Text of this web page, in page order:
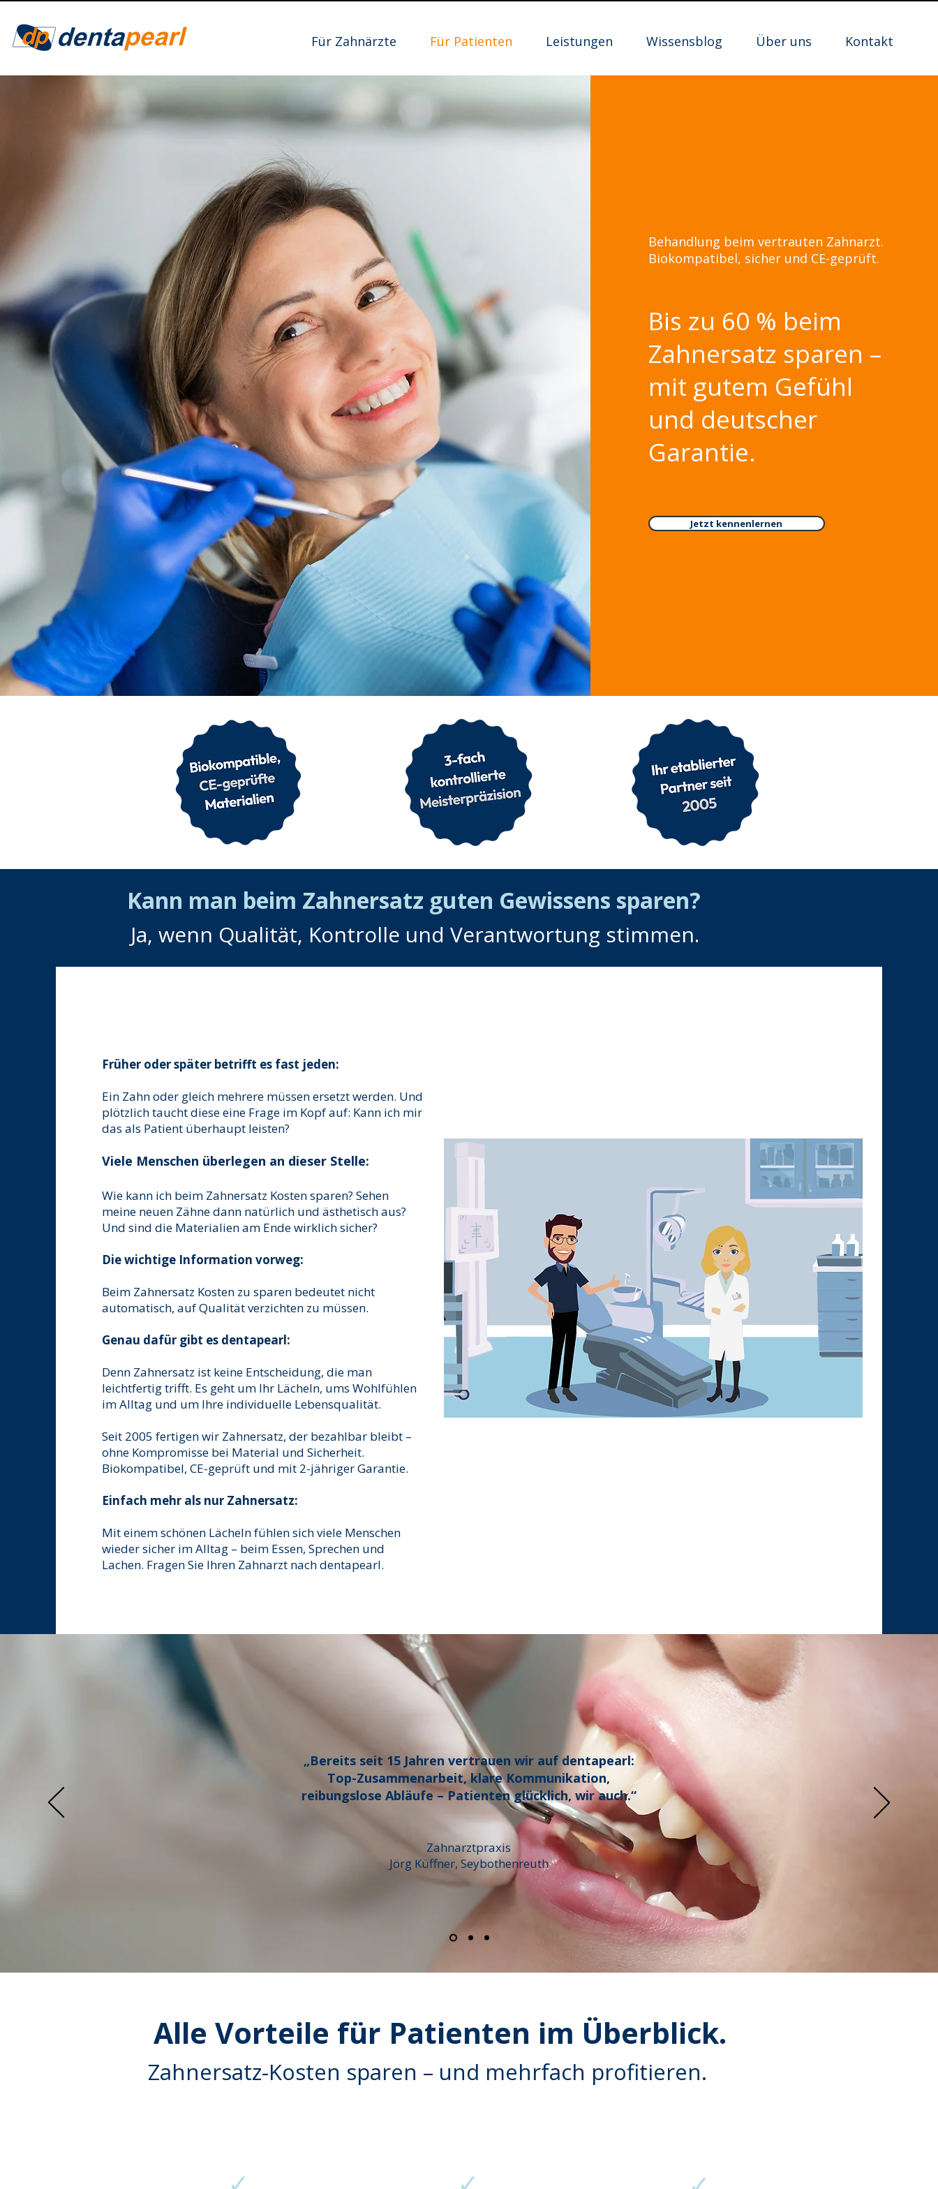
Für Zahnärzte Für Patienten Leistungen Wissensblog Über uns Kontakt
Behandlung beim vertrauten Zahnarzt.
Biokompatibel, sicher und CE-geprüft.
Bis zu 60 % beim
Zahnersatz sparen –
mit gutem Gefühl
und deutscher
Garantie.
Jetzt kennenlernen
Kann man beim Zahnersatz guten Gewissens sparen?
Ja, wenn Qualität, Kontrolle und Verantwortung stimmen.
Früher oder später betrifft es fast jeden:
Ein Zahn oder gleich mehrere müssen ersetzt werden. Und
plötzlich taucht diese eine Frage im Kopf auf: Kann ich mir
das als Patient überhaupt leisten?
Viele Menschen überlegen an dieser Stelle:
Wie kann ich beim Zahnersatz Kosten sparen? Sehen
meine neuen Zähne dann natürlich und ästhetisch aus?
Und sind die Materialien am Ende wirklich sicher?
Die wichtige Information vorweg:
Beim Zahnersatz Kosten zu sparen bedeutet nicht
automatisch, auf Qualität verzichten zu müssen.
Genau dafür gibt es dentapearl:
Denn Zahnersatz ist keine Entscheidung, die man
leichtfertig trifft. Es geht um Ihr Lächeln, ums Wohlfühlen
im Alltag und um Ihre individuelle Lebensqualität.
Seit 2005 fertigen wir Zahnersatz, der bezahlbar bleibt –
ohne Kompromisse bei Material und Sicherheit.
Biokompatibel, CE-geprüft und mit 2-jähriger Garantie.
Einfach mehr als nur Zahnersatz:
Mit einem schönen Lächeln fühlen sich viele Menschen
wieder sicher im Alltag – beim Essen, Sprechen und
Lachen. Fragen Sie Ihren Zahnarzt nach dentapearl.
„Bereits seit 15 Jahren vertrauen wir auf dentapearl:
Top-Zusammenarbeit, klare Kommunikation,
reibungslose Abläufe – Patienten glücklich, wir auch.“
Zahnarztpraxis
Jörg Küffner, Seybothenreuth
Alle Vorteile für Patienten im Überblick.
Zahnersatz-Kosten sparen – und mehrfach profitieren.